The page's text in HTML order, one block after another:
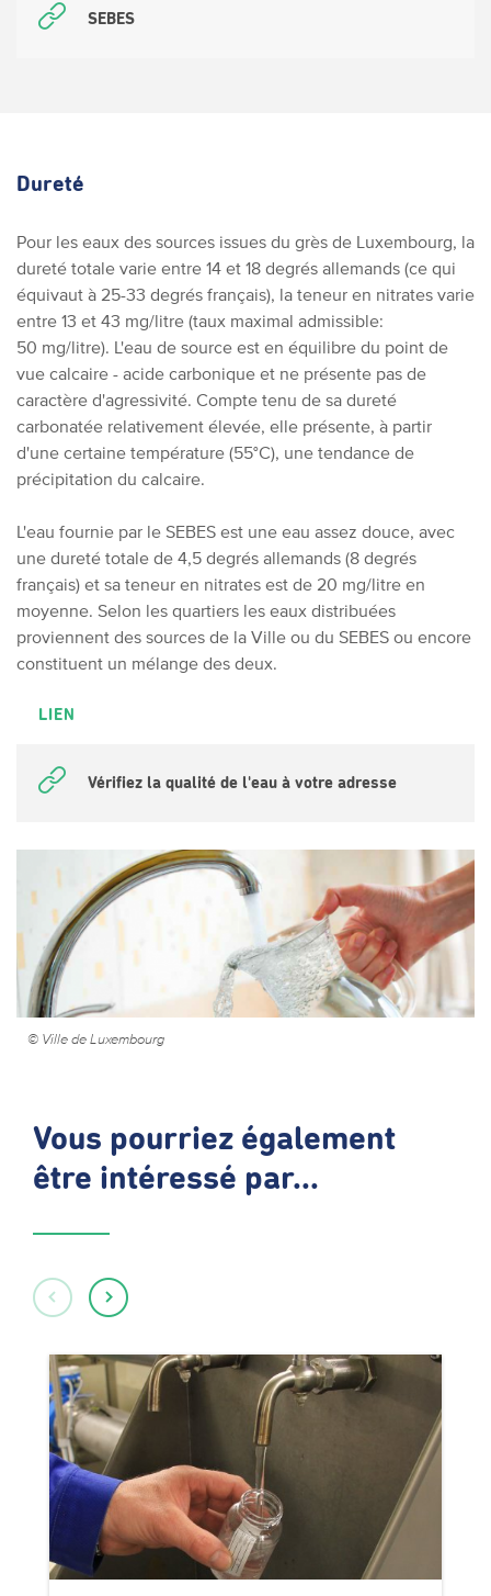
SEBES
Dureté
Pour les eaux des sources issues du grès de Luxembourg, la
dureté totale varie entre 14 et 18 degrés allemands (ce qui
équivaut à 25-33 degrés français), la teneur en nitrates varie
entre 13 et 43 mg/litre (taux maximal admissible:
50 mg/litre). L'eau de source est en équilibre du point de
vue calcaire - acide carbonique et ne présente pas de
caractère d'agressivité. Compte tenu de sa dureté
carbonatée relativement élevée, elle présente, à partir
d'une certaine température (55°C), une tendance de
précipitation du calcaire.
L'eau fournie par le SEBES est une eau assez douce, avec
une dureté totale de 4,5 degrés allemands (8 degrés
français) et sa teneur en nitrates est de 20 mg/litre en
moyenne. Selon les quartiers les eaux distribuées
proviennent des sources de la Ville ou du SEBES ou encore
constituent un mélange des deux.
LIEN
Vérifiez la qualité de l'eau à votre adresse
© Ville de Luxembourg
Vous pourriez également
être intéressé par...